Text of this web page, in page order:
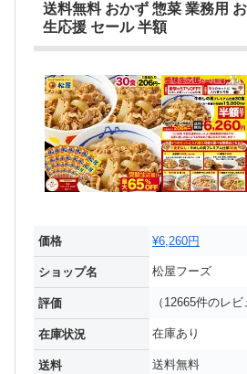
送料無料 おかず 惣菜 業務用
生応援 セール 半額
価格 ¥6,260円
ショップ名 松屋フーズ
評価 （12665件のレビ
在庫状況 在庫あり
送料 送料無料